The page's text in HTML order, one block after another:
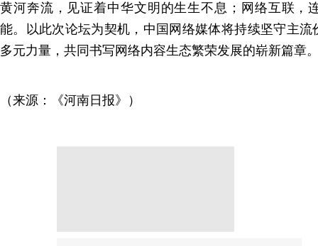
黄河奔流，见证着中华文明的生生不息；网络互联，
能。以此次论坛为契机，中国网络媒体将持续坚守主
多元力量，共同书写网络内容生态繁荣发展的崭新篇章
（来源：《河南日报》）